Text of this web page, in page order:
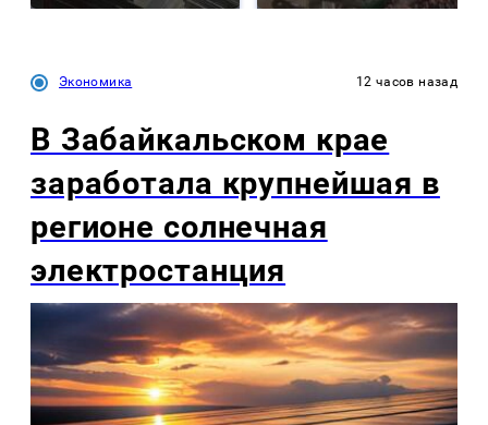
Экономика 12 часов назад
В Забайкальском крае
заработала крупнейшая в
регионе солнечная
электростанция